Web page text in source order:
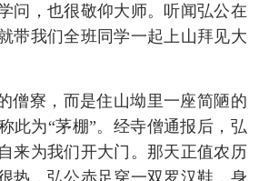
问，也很敬仰大师。听闻弘公在
带我们全班同学一起上山拜见大
僧寮，而是住山坳里一座简陋的
此为“茅棚”。经寺僧通报后，弘
来为我们开大门。那天正值农历
热，弘公赤足穿一双罗汉鞋，身